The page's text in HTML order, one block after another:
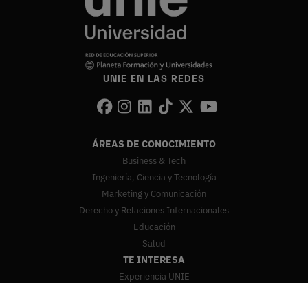
UNIE EN LAS REDES
ÁREAS DE CONOCIMIENTO
Business & Tech
Ingeniería, Ciencia y Tecnología
Marketing y Comunicación
Derecho y Relaciones Internacionales
Educación
Salud
TE INTERESA
Experiencia UNIE